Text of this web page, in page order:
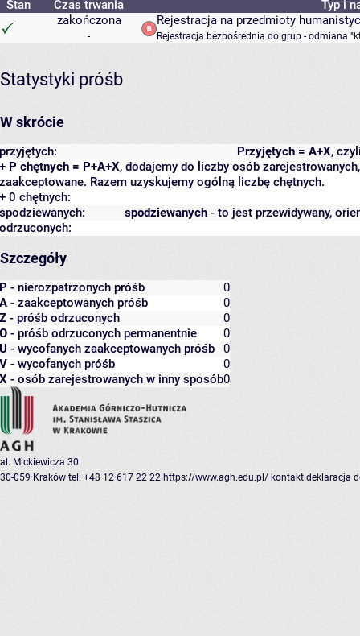
Stan
Czas trwania
Typ i
zakończona
-
Rejestracja na przedmioty
Rejestracja bezpośrednia do grup - odmiana
Statystyki próśb
W skrócie
Przyjętych = A+X,
przyjętych:
+ P chętnych = P+A+X, dodajemy do liczby osób
zaakceptowane. Razem uzyskujemy ogólną liczbę chętnych.
+ 0 chętnych:
spodziewanych - to jest przewidywany,
spodziewanych:
odrzuconych:
Szczegóły
P - nierozpatrzonych próśb
0
A - zaakceptowanych próśb
0
Z - próśb odrzuconych
0
O - próśb odrzuconych permanentnie
0
U - wycofanych zaakceptowanych próśb
0
V - wycofanych próśb
0
X - osób zarejestrowanych w inny sposób0
al. Mickiewicza 30
30-059 Kraków tel: +48 12 617 22 22 https://www.agh.edu.pl/ kontakt deklaracja